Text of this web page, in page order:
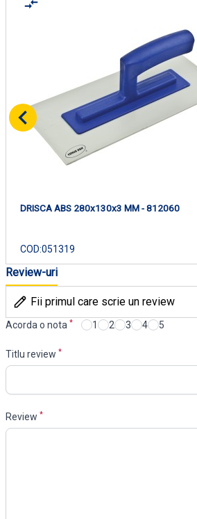
DRISCA ABS 280x130x3 MM - 812060
COD:051319
Review-uri
Fii primul care scrie un review
Acorda o nota * 1 2 3 4 5
Titlu review *
Review *